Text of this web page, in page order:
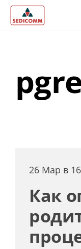
26 Мар в
Как